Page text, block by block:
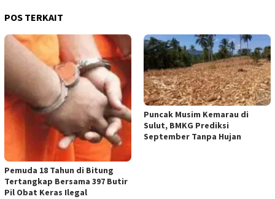
POS TERKAIT
Pemuda 18 Tahun di Bitung
Tertangkap Bersama 397 Butir
Pil Obat Keras Ilegal
Puncak Musim Kemarau di
Sulut, BMKG Prediksi
September Tanpa Hujan